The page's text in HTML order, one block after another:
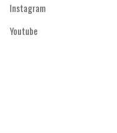
Instagram
Youtube